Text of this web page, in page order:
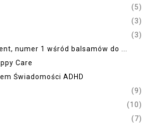
(5)
(3)
(3)
numer 1 wśród balsamów do ...
Care
Świadomości ADHD
(9)
(10)
(7)